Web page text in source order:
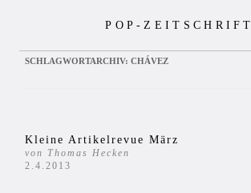
POP-ZEITSCHRIFT
SCHLAGWORTARCHIV: CHÁVEZ
Kleine Artikelrevue März
von Thomas Hecken
2.4.2013